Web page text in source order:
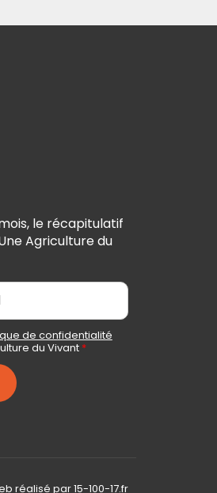
le récapitulatif
Agriculture du
de confidentialité
du Vivant *
réalisé par15-100-17.fr